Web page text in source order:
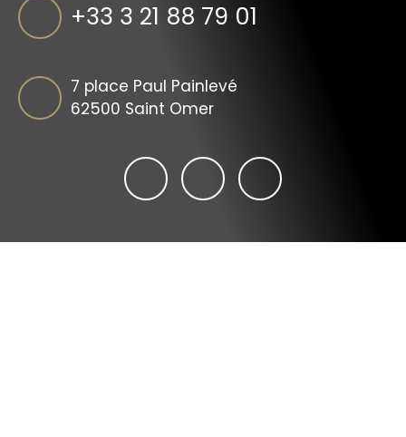
+33 3 21 88 79 01
7 place Paul Painlevé
62500 Saint Omer